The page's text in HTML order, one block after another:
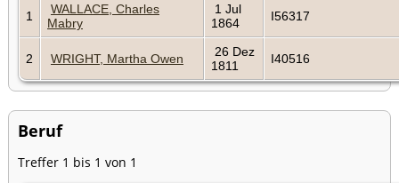
1
WALLACE, Charles
Mabry
1 Jul
1864
I56317
2 WRIGHT, Martha Owen
26 Dez
1811
I40516
Beruf
Treffer 1 bis 1 von 1